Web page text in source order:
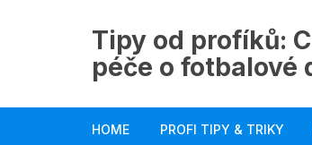
Tipy od profíků:
péče o fotbalové
HOME PROFI TIPY & TRIKY